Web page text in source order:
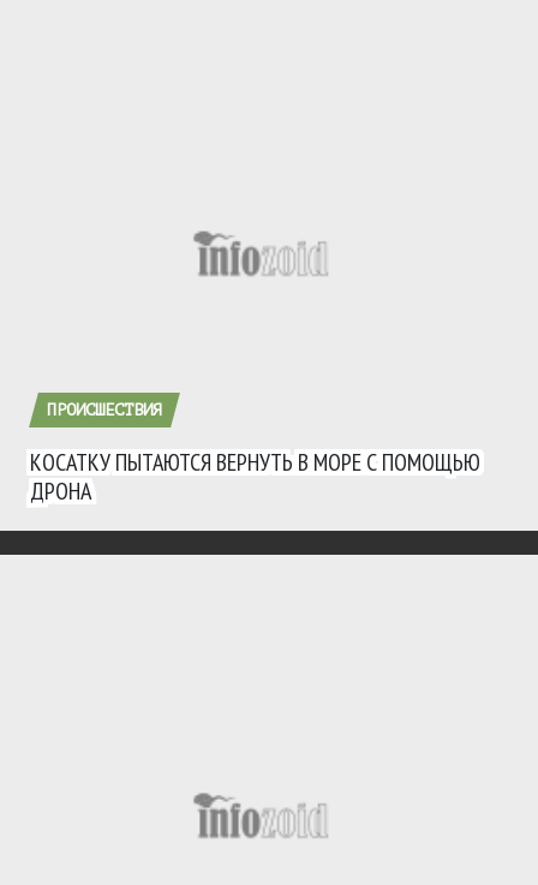
ПРОИСШЕСТВИЯ
КОСАТКУ ПЫТАЮТСЯ ВЕРНУТЬ В МОРЕ С ПОМОЩЬЮ
ДРОНА